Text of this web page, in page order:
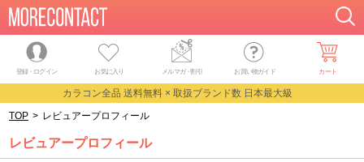
登録・ログイン お気に入り メルマガ・割引 お買い物ガイド カート
カラコン全品 送料無料 × 取扱ブランド数 日本最大級
TOP > レビュアープロフィール
レビュアープロフィール